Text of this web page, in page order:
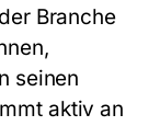
Branche
seinen
aktiv an